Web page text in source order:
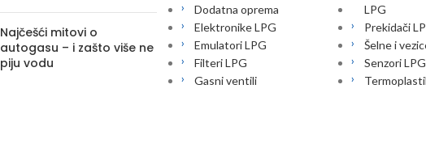
Najčešći mitovi o
autogasu – i zašto više ne
piju vodu
Dodatna oprema
Elektronike LPG
Emulatori LPG
Filteri LPG
Gasni ventili
LPG
Prekidači
Šelne i
Senzori LPG